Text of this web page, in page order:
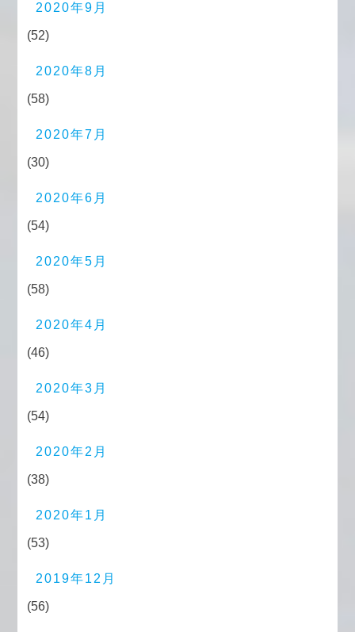
2020年9月
(52)
2020年8月
(58)
2020年7月
(30)
2020年6月
(54)
2020年5月
(58)
2020年4月
(46)
2020年3月
(54)
2020年2月
(38)
2020年1月
(53)
2019年12月
(56)